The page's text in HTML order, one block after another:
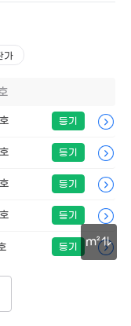
m²
가
등기
등기
등기
등기
등기